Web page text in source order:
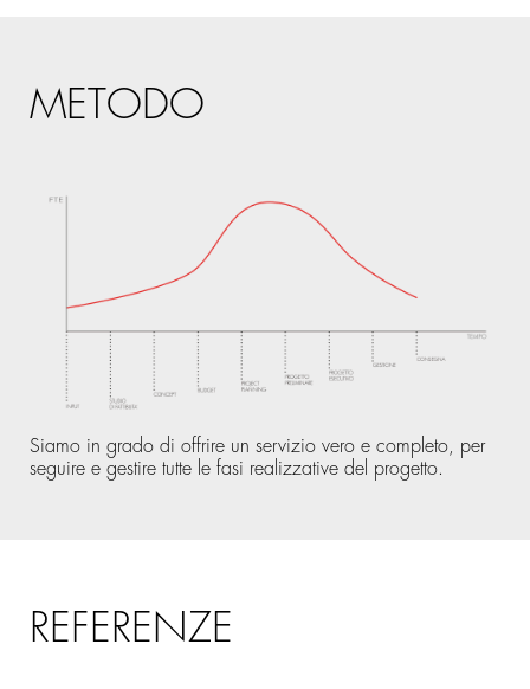
METODO
Siamo in grado di offrire un servizio vero e completo, per
seguire e gestire tutte le fasi realizzative del progetto.
REFERENZE